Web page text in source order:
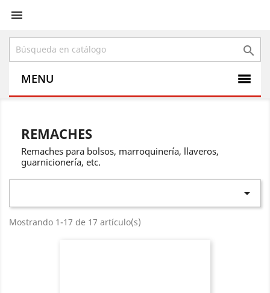


MENU
REMACHES
Remaches para bolsos, marroquinería, llaveros,
guarnicionería, etc.

Mostrando 1-17 de 17 artículo(s)